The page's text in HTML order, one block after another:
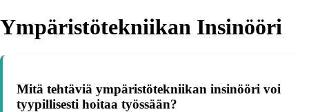
Ympäristötekniikan Insinööri
Mitä tehtäviä ympäristötekniikan insinööri voi
tyypillisesti hoitaa työssään?